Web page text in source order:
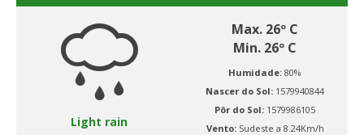
Light rain
Max. 26º C
Min. 26º C
Humidade: 80%
Nascer do Sol: 1579940844
Pôr do Sol: 1579986105
Vento: Sudeste a 8.24Km/h